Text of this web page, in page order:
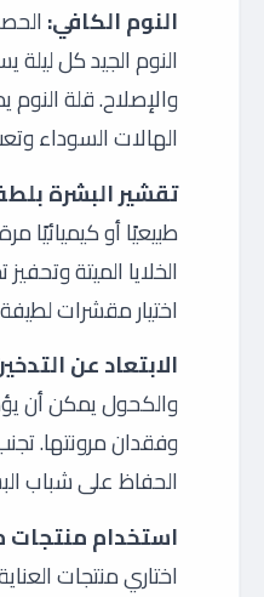
النوم الكافي:
النوم الجيد كل ليلة
والإصلاح. قلة
الهالات السوداء
تقشير البشرة
طبيعيًا أو كيميائيًا
الخلايا الميتة
اختيار مقشرات
الابتعاد عن
والكحول يمكن أن
وفقدان مرونتها.
الحفاظ على شباب
استخدام
اختاري منتجات